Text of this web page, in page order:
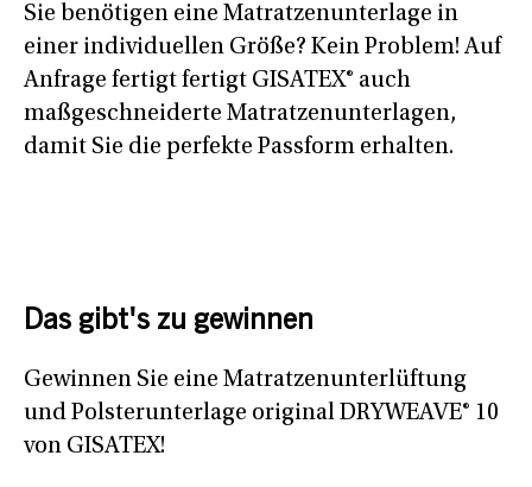
Sie benötigen eine Matratzenunterlage in
einer individuellen Größe? Kein Problem! Auf
Anfrage fertigt fertigt GISATEX® auch
maßgeschneiderte Matratzenunterlagen,
damit Sie die perfekte Passform erhalten.
Das gibt's zu gewinnen
Gewinnen Sie eine Matratzenunterlüftung
und Polsterunterlage original DRYWEAVE® 10
von GISATEX!